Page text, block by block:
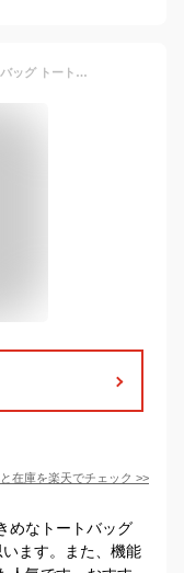
【43%OFF】【TVドラマ使用】ビジネスバッグ トートバッグ メンズ ビジネストート トートバック トート 2way メンズバッグ 自立 ビジネス 大容量 出張 大きめ レザー A4 B4 pc収納 人気 通勤 通学 ギフト プレゼント GOLDMEN GB607
在庫を楽天でチェック >>
めなトートバッグ
ます。また、機能